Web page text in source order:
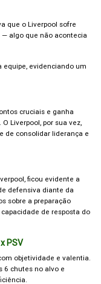
que o Liverpool sofre
algo que não acontecia
equipe, evidenciando um
cruciais e ganha
Liverpool, por sua vez,
de consolidar liderança e
ficou evidente a
defensiva diante da
sobre a preparação
de resposta do
PSV
objetividade e valentia.
6 chutes no alvo e